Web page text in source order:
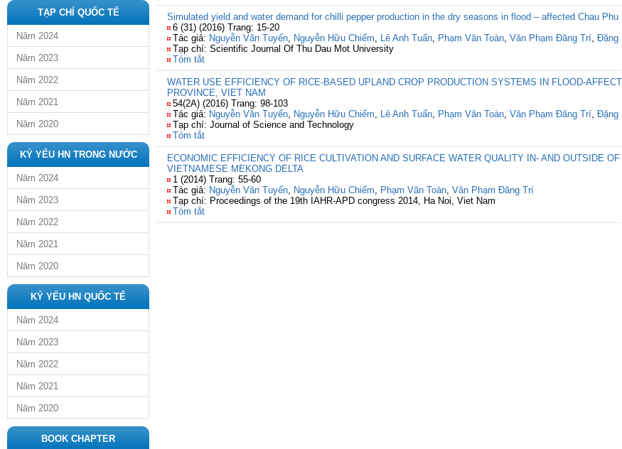
TẠP CHÍ QUỐC TẾ
Năm 2024
Năm 2023
Năm 2022
Năm 2021
Năm 2020
KỶ YẾU HN TRONG NƯỚC
Năm 2024
Năm 2023
Năm 2022
Năm 2021
Năm 2020
KỶ YẾU HN QUỐC TẾ
Năm 2024
Năm 2023
Năm 2022
Năm 2021
Năm 2020
BOOK CHAPTER
Simulated yield and water demand for chilli pepper production in the dry seasons in flood – affected Chau
6 (31) (2016) Trang: 15-20
Tác giả: Nguyễn Văn Tuyến, Nguyễn Hữu Chiếm, Lê Anh Tuấn, Phạm Văn Toàn, Văn Phạm Đăng Trí, Đặng
Tạp chí: Scientific Journal Of Thu Dau Mot University
Tóm tắt
WATER USE EFFICIENCY OF RICE-BASED UPLAND CROP PRODUCTION SYSTEMS IN FLOOD-
PROVINCE, VIET NAM
54(2A) (2016) Trang: 98-103
Tác giả: Nguyễn Văn Tuyến, Nguyễn Hữu Chiếm, Lê Anh Tuấn, Phạm Văn Toàn, Văn Phạm Đăng Trí, Đặng
Tạp chí: Journal of Science and Technology
Tóm tắt
ECONOMIC EFFICIENCY OF RICE CULTIVATION AND SURFACE WATER QUALITY IN- AND OUTSIDE
VIETNAMESE MEKONG DELTA
1 (2014) Trang: 55-60
Tác giả: Nguyễn Văn Tuyến, Nguyễn Hữu Chiếm, Phạm Văn Toàn, Văn Phạm Đăng Trí
Tạp chí: Proceedings of the 19th IAHR-APD congress 2014, Ha Noi, Viet Nam
Tóm tắt